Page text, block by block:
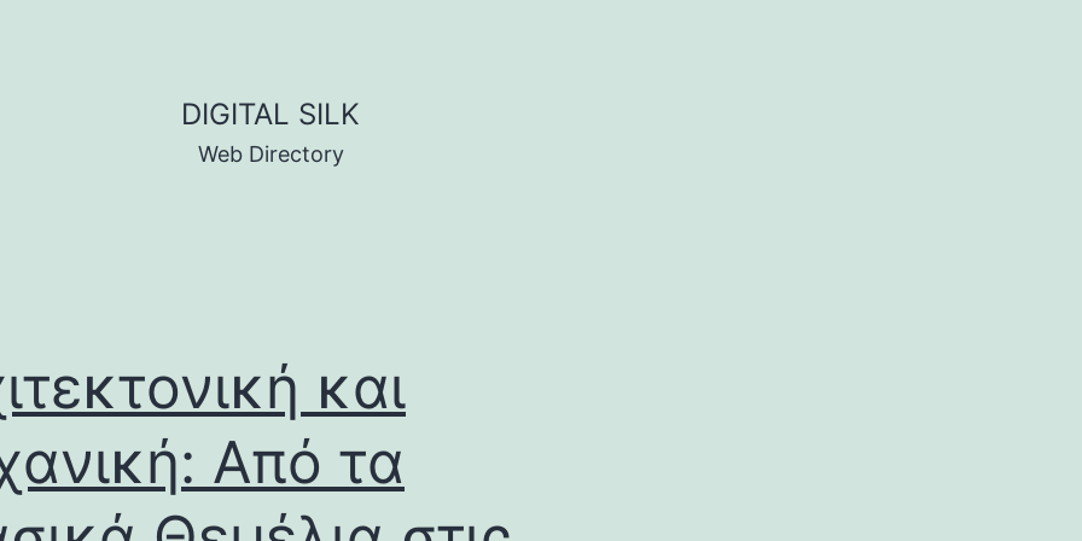
DIGITAL SILK
Web Directory
και
Από τα